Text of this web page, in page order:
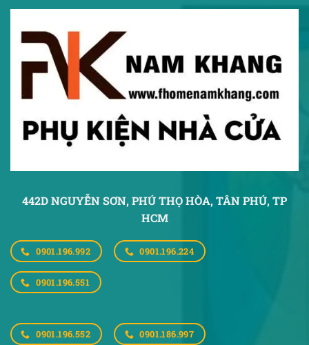
442D NGUYỄN SƠN, PHÚ THỌ HÒA,TÂN PHÚ, TP
HCM
0901.196.992 0901.196.224
0901.196.551
0901.196.552 0901.186.997